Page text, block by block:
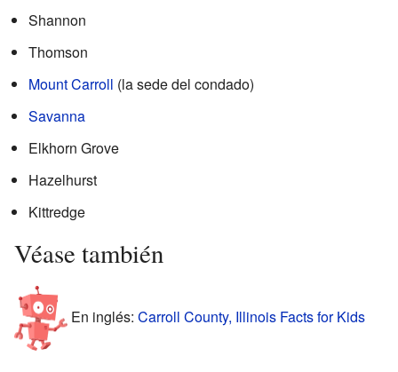
Shannon
Thomson
Mount Carroll (la sede del condado)
Savanna
Elkhorn Grove
Hazelhurst
Kittredge
Véase también
En inglés: Carroll County, Illinois Facts for Kids